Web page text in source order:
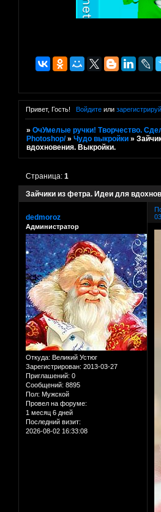
Привет, Гость! Войдитеили
»ОчУмелые ручки! Творчество.
Photoshop/ »Чудо выкройки »
вдохновения. Выкройки.
Зайчики из фетра. Идеи для
Страница:1
dedmoroz
Администратор
Откуда: Великий Устюг
Зарегистрирован: 2013-03-27
Приглашений: 0
Сообщений: 8895
Пол: Мужской
Провел на форуме:
1 месяц 6 дней
Последний визит:
2026-08-02 16:33:08